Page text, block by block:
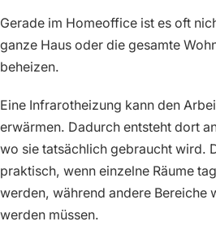
Gerade im Homeoffice ist es oft
ganze Haus oder die gesamte
beheizen.
Eine Infrarotheizung kann den
erwärmen. Dadurch entsteht dort
wo sie tatsächlich gebraucht wird.
praktisch, wenn einzelne Räume
werden, während andere Bereiche
werden müssen.